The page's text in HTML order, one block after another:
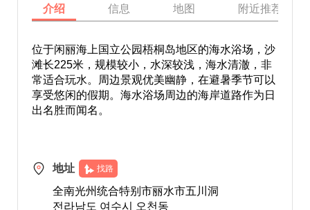
介绍 信息 地图 附近推荐景点
位于闲丽海上国立公园梧桐岛地区的海水浴场，沙
滩长225米，规模较小，水深较浅，海水清澈，非
常适合玩水。周边景观优美幽静，在避暑季节可以
享受悠闲的假期。海水浴场周边的海岸道路作为日
出名胜而闻名。
地址 找路
全南光州统合特别市丽水市五川洞
전라남도 여수시 오천동